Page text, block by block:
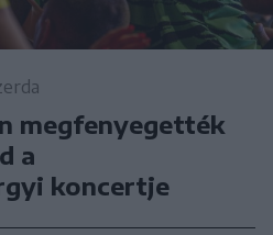
megfenyegették
a
koncertje